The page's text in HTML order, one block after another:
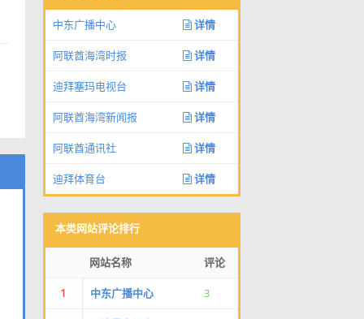
中东广播中心 详情
阿联酋海湾时报 详情
迪拜塞玛电视台 详情
阿联酋海湾新闻报 详情
阿联酋通讯社 详情
迪拜体育台 详情
本类网站评论排行
网站名称 评论
1 中东广播中心 3